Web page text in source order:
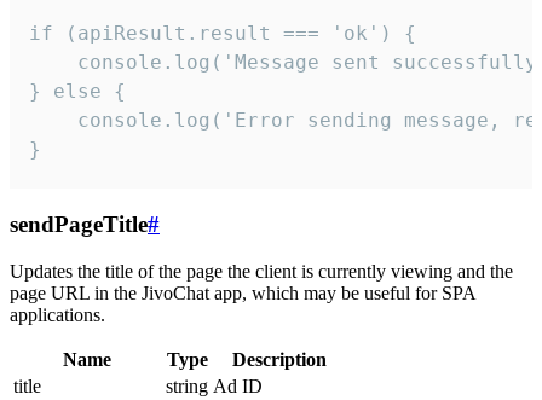
if (apiResult.result === 'ok') {
console.log('Message sent
} else {
console.log('Error sending message,
}
sendPageTitle#
Updates the title of the page the client is currently viewing and the
page URL in the JivoChat app, which may be useful for SPA
applications.
Name Type
Description
title
string Ad ID